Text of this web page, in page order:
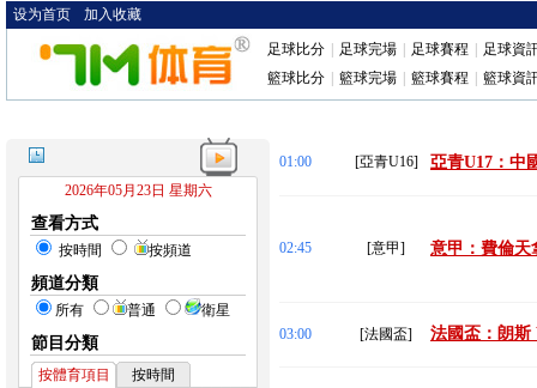
设为首页 加入收藏
足球比分 足球完場 足球賽程
足球資
籃球比分
籃球完場 籃球賽程 籃球資
2026年05月23日 星期六
查看方式
按時間 按頻道
頻道分類
所有 普通 衛星
節目分類
按體育項目 按時間
01:00 [亞青U16] 亞青U17：中
02:45 [意甲] 意甲：費倫天
03:00 [法國盃] 法國盃：朗斯